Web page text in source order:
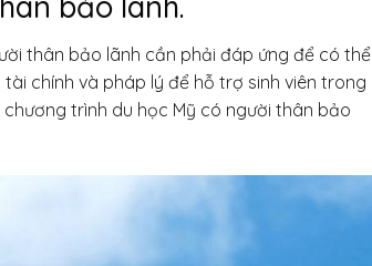
thân bảo lãnh cần phải đáp ứng để có thể
chính và pháp lý để hỗ trợ sinh viên trong
trình du học Mỹ có người thân bảo